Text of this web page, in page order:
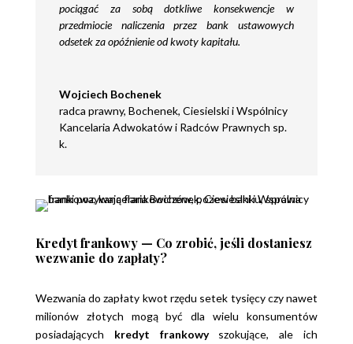
pociągać za sobą dotkliwe konsekwencje w
przedmiocie naliczenia przez bank ustawowych
odsetek za opóźnienie od kwoty kapitału.
Wojciech Bochenek
radca prawny, Bochenek, Ciesielski i Wspólnicy
Kancelaria Adwokatów i Radców Prawnych sp.
k.
Kredyt frankowy — Co zrobić, jeśli dostaniesz
wezwanie do zapłaty?
Wezwania do zapłaty kwot rzędu setek tysięcy czy nawet
milionów złotych mogą być dla wielu konsumentów
posiadających kredyt frankowyszokujące, ale ich